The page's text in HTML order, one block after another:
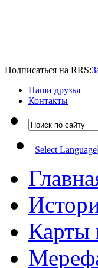
Подписаться на RRS:
Наши друзья
Контакты
Select Language
Карты